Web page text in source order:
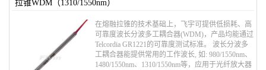
拉锥WDM（1310/1550nm）
在熔融拉锥的技术基础上，飞宇可提供低损耗、高
可靠度波长分波多工耦合器(WDM)，产品均能通过
Telcordia GR1221的可靠度测试标准。 波长分波多
工耦合器能提供常用的工作波长, 如: 980/1550nm、
1480/1550nm、1310/1550nm等，应用于光纤放大器